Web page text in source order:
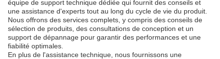
équipe de support technique dédiée qui fournit des conseils et
une assistance d'experts tout au long du cycle de vie du produit.
Nous offrons des services complets, y compris des conseils de
sélection de produits, des consultations de conception et un
support de dépannage pour garantir des performances et une
fiabilité optimales.
En plus de l'assistance technique, nous fournissons une